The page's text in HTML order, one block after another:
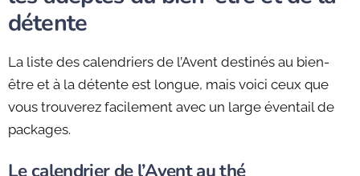
détente
La liste des calendriers de l’Avent destinés au bien-
être et à la détente est longue, mais voici ceux que
vous trouverez facilement avec un large éventail de
packages.
Le calendrier de l’Avent au thé